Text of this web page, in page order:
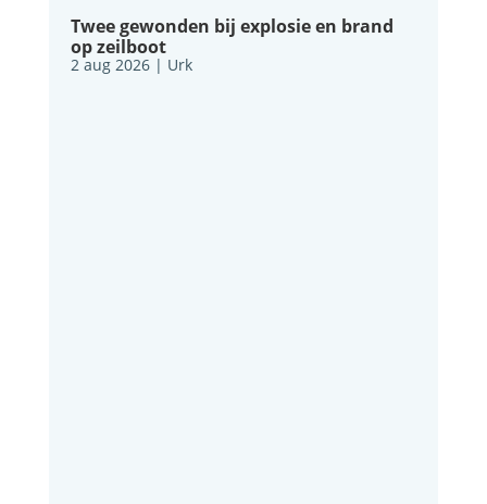
Twee gewonden bij explosie en brand
op zeilboot
2 aug 2026| Urk